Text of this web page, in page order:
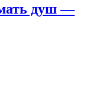
душ —